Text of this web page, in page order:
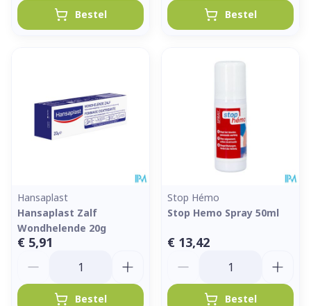
Bestel Bestel
Hansaplast
Hansaplast Zalf
Wondhelende 20g
€ 5,91
Bestel
Stop Hémo
Stop Hemo Spray 50ml
€ 13,42
Bestel